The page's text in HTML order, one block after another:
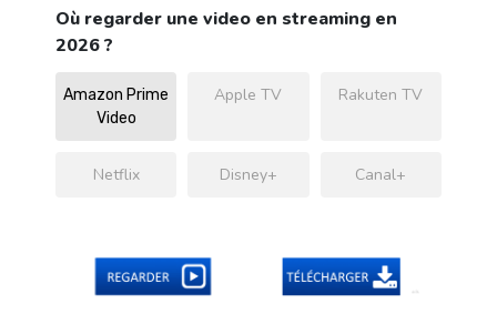
Où regarder une video en streaming en
2026 ?
Amazon Prime
Video
Apple TV Rakuten TV
Netflix Disney+ Canal+